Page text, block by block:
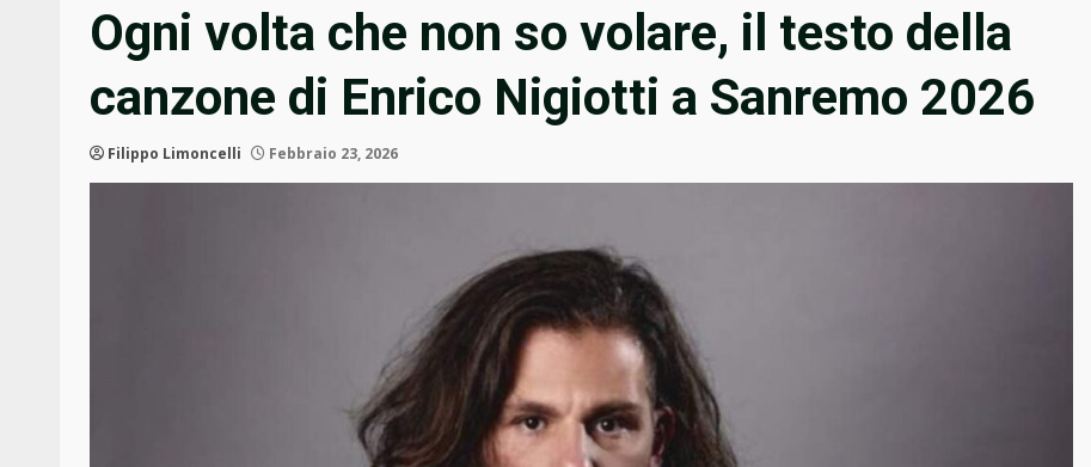
Ogni volta che non so volare, il testo della
canzone di Enrico Nigiotti a Sanremo 2026
Filippo Limoncelli Febbraio 23, 2026